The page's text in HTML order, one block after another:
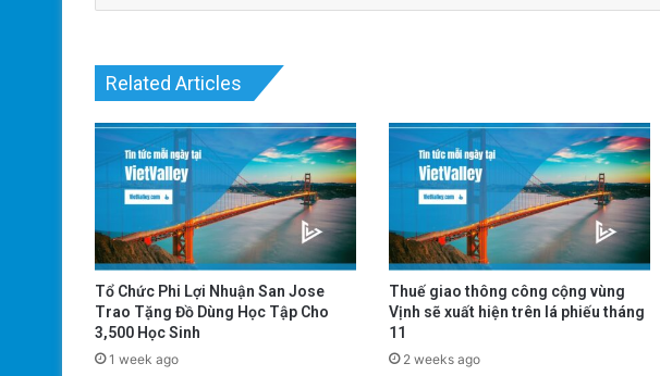
Related Articles
Tổ Chức Phi Lợi Nhuận San Jose
Trao Tặng Đồ Dùng Học Tập Cho
3,500 Học Sinh
1 week ago
Thuế giao thông công cộng vùng
Vịnh sẽ xuất hiện trên lá phiếu tháng
11
2 weeks ago